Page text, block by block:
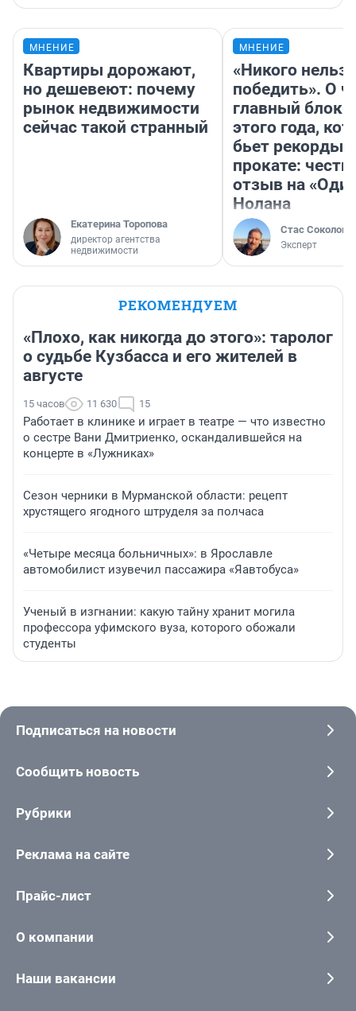
МНЕНИЕ
Квартиры дорожают,
но дешевеют: почему
рынок недвижимости
сейчас такой странный
Екатерина Торопова
директор агентства
недвижимости
МНЕНИЕ
«Никого нельзя
победить». О
главный
этого года,
бьет рекорды в
прокате:
отзыв на
Нолана
Стас Соколов
Эксперт
РЕКОМЕНДУЕМ
«Плохо, как никогда до этого»: таролог
о судьбе Кузбасса и его жителей в
августе
15 часов 11 630 15
Работает в клинике и играет в театре — что известно
о сестре Вани Дмитриенко, оскандалившейся на
концерте в «Лужниках»
Сезон черники в Мурманской области: рецепт
хрустящего ягодного штруделя за полчаса
«Четыре месяца больничных»: в Ярославле
автомобилист изувечил пассажира «Яавтобуса»
Ученый в изгнании: какую тайну хранит могила
профессора уфимского вуза, которого обожали
студенты
Подписаться на новости
Сообщить новость
Рубрики
Реклама на сайте
Прайс-лист
О компании
Наши вакансии